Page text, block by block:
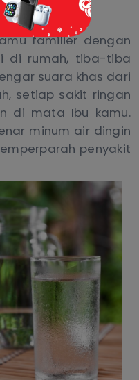
familier dengan
di rumah, tiba-tiba
suara khas dari
setiap sakit ringan
di mata Ibu kamu.
minum air dingin
penyakit